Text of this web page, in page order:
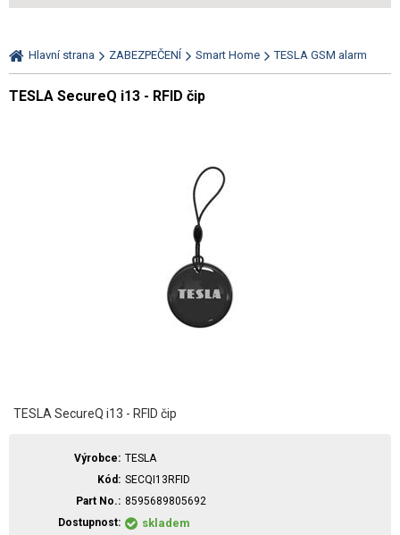
Hlavní strana ZABEZPEČENÍ Smart Home TESLA GSM alarm
TESLA SecureQ i13 - RFID čip
TESLA SecureQ i13 - RFID čip
Výrobce
TESLA
Kód
SECQI13RFID
Part No.
8595689805692
Dostupnost
skladem